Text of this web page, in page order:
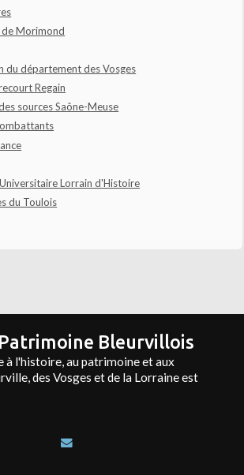
Morimond
du département des Vosges
Regain
sources Saône-Meuse
Lorrain d'Histoire
du Toulois
Bleurvillois
à l'histoire, au patrimoine et aux
des Vosges et de la Lorraine est